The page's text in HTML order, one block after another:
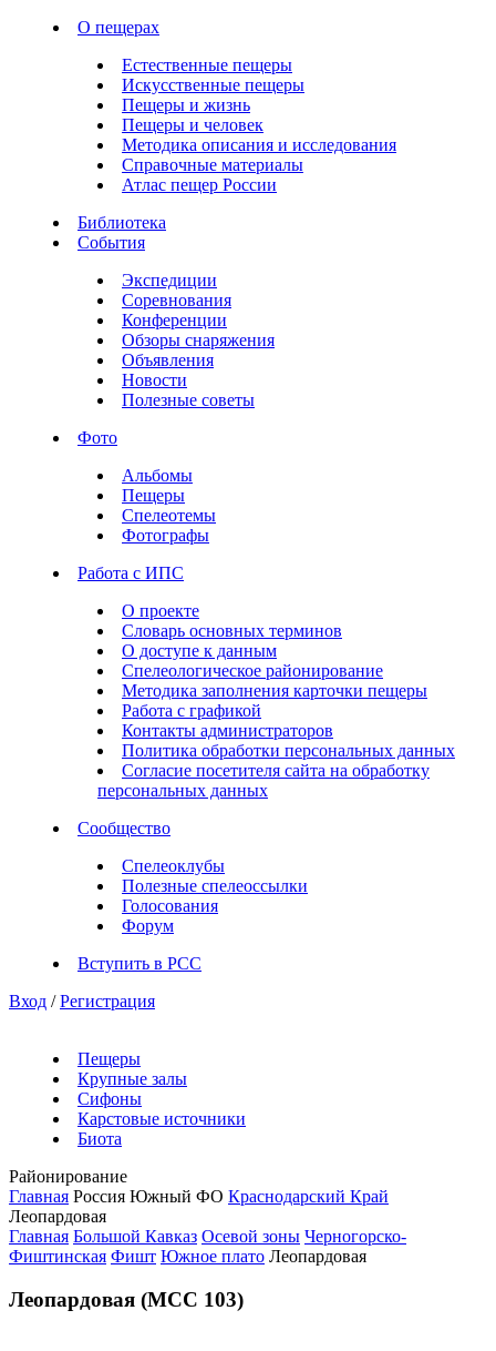
О пещерах
Естественные пещеры
Искусственные пещеры
Пещеры и жизнь
Пещеры и человек
Методика описания и исследования
Справочные материалы
Атлас пещер России
Библиотека
События
Экспедиции
Соревнования
Конференции
Обзоры снаряжения
Объявления
Новости
Полезные советы
Фото
Альбомы
Пещеры
Спелеотемы
Фотографы
Работа с ИПС
О проекте
Словарь основных терминов
О доступе к данным
Спелеологическое районирование
Методика заполнения карточки пещеры
Работа с графикой
Контакты администраторов
Политика обработки персональных данных
Согласие посетителя сайта на обработку
персональных данных
Сообщество
Спелеоклубы
Полезные спелеоссылки
Голосования
Форум
Вступить в РСС
Вход / Регистрация
Пещеры
Крупные залы
Сифоны
Карстовые источники
Биота
Районирование
Главная Россия Южный ФО Краснодарский Край
Леопардовая
Главная Большой Кавказ Осевой зоны Черногорско-
Фиштинская Фишт Южное плато Леопардовая
Леопардовая (МСС 103)